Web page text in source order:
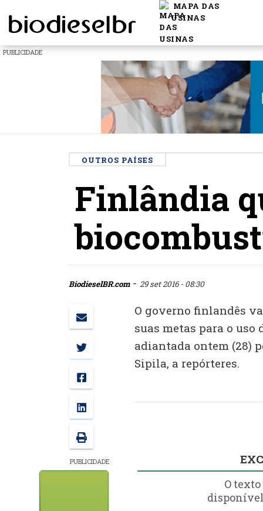
MAPA DAS
USINAS
PUBLICIDADE
OUTROS PAÍSES
Finlândia
BiodieselBR.com- 29 set 2016 - 08:30
PUBLICIDADE
O governo finlandês
suas metas para o
adiantada ontem (28)
Sipila, a repórteres.
O
disponível